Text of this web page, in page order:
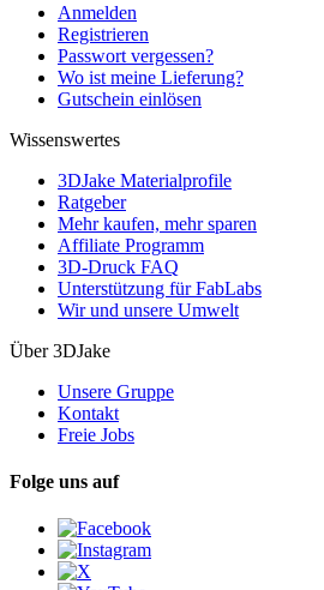
Anmelden
Registrieren
Passwort vergessen?
Wo ist meine Lieferung?
Gutschein einlösen
Wissenswertes
3DJake Materialprofile
Ratgeber
Mehr kaufen, mehr sparen
Affiliate Programm
3D-Druck FAQ
Unterstützung für FabLabs
Wir und unsere Umwelt
Über 3DJake
Unsere Gruppe
Kontakt
Freie Jobs
Folge uns auf